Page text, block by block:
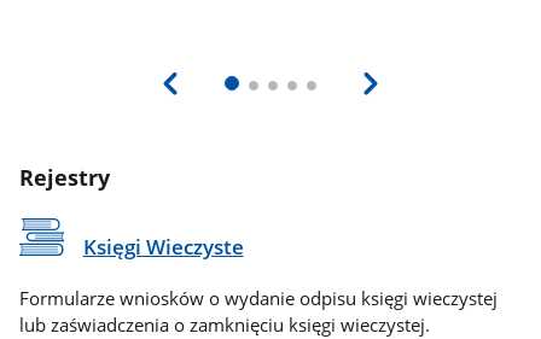
Rejestry
Księgi Wieczyste
Formularze wniosków o wydanie odpisu księgi wieczystej
lub zaświadczenia o zamknięciu księgi wieczystej.